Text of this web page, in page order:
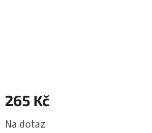
265 Kč
cena:
Na dotaz